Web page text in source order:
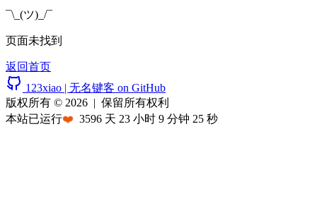
¯\_(ツ)_/¯
页面未找到
返回首页
123xiao | 无名键客 on GitHub
版权所有 © 2026 | 保留所有权利
本站已运行❤️ 3596 天 23 小时 9 分钟 25 秒